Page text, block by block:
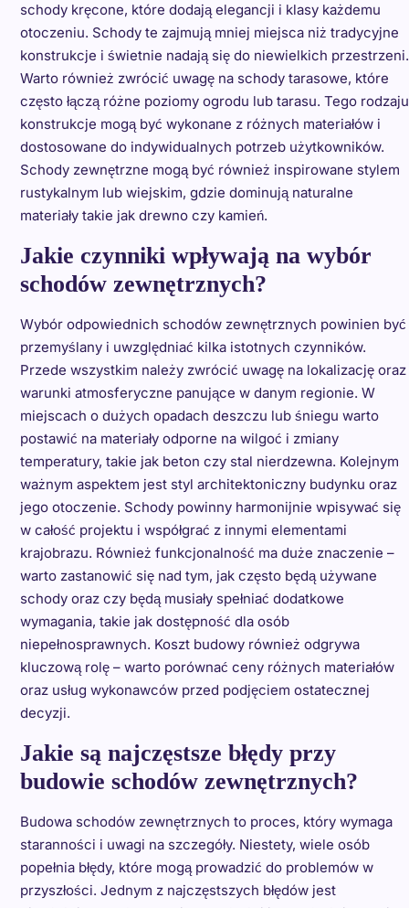
schody kręcone, które dodają elegancji i klasy każdemu
otoczeniu. Schody te zajmują mniej miejsca niż tradycyjne
konstrukcje i świetnie nadają się do niewielkich przestrzeni.
Warto również zwrócić uwagę na schody tarasowe, które
często łączą różne poziomy ogrodu lub tarasu. Tego rodzaju
konstrukcje mogą być wykonane z różnych materiałów i
dostosowane do indywidualnych potrzeb użytkowników.
Schody zewnętrzne mogą być również inspirowane stylem
rustykalnym lub wiejskim, gdzie dominują naturalne
materiały takie jak drewno czy kamień.
Jakie czynniki wpływają na wybór
schodów zewnętrznych?
Wybór odpowiednich schodów zewnętrznych powinien być
przemyślany i uwzględniać kilka istotnych czynników.
Przede wszystkim należy zwrócić uwagę na lokalizację oraz
warunki atmosferyczne panujące w danym regionie. W
miejscach o dużych opadach deszczu lub śniegu warto
postawić na materiały odporne na wilgoć i zmiany
temperatury, takie jak beton czy stal nierdzewna. Kolejnym
ważnym aspektem jest styl architektoniczny budynku oraz
jego otoczenie. Schody powinny harmonijnie wpisywać się
w całość projektu i współgrać z innymi elementami
krajobrazu. Również funkcjonalność ma duże znaczenie –
warto zastanowić się nad tym, jak często będą używane
schody oraz czy będą musiały spełniać dodatkowe
wymagania, takie jak dostępność dla osób
niepełnosprawnych. Koszt budowy również odgrywa
kluczową rolę – warto porównać ceny różnych materiałów
oraz usług wykonawców przed podjęciem ostatecznej
decyzji.
Jakie są najczęstsze błędy przy
budowie schodów zewnętrznych?
Budowa schodów zewnętrznych to proces, który wymaga
staranności i uwagi na szczegóły. Niestety, wiele osób
popełnia błędy, które mogą prowadzić do problemów w
przyszłości. Jednym z najczęstszych błędów jest